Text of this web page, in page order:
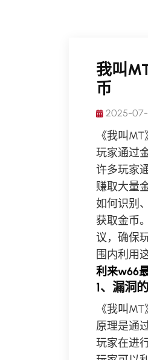
我叫
币
2025-07-
《我叫
玩家通过
许多玩家
赚取大量
如何识别
获取金币
议，确保
围内利用
利来w66
1、漏洞
《我叫
原理是通
玩家在进